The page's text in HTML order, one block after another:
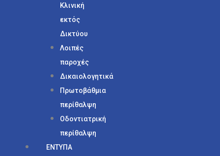
Κλινική
εκτός
Δικτύου
Λοιπές
παροχές
Δικαιολογητικά
Πρωτοβάθμια
περίθαλψη
Οδοντιατρική
περίθαλψη
ΕΝΤΥΠΑ